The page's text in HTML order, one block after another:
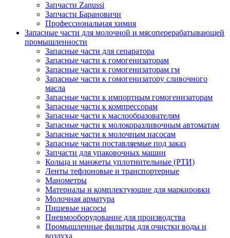
Запчасти Zanussi
Запчасти Барановичи
Профессиональная химия
Запасные части для молочной и мясоперерабатывающей
промышленности
Запасные части для сепаратора
Запасные части к гомогенизаторам
Запасные части к гомогенизаторам гм
Запасные части к гомогенизатору сливочного
масла
Запасные части к импортным гомогенизаторам
Запасные части к компрессорам
Запасные части к маслообразователям
Запасные части к молокоразливочным автоматам
Запасные части к молочным насосам
Запасные части поставляемые под заказ
Запчасти для упаковочных машин
Кольца и манжеты уплотнительные (РТИ)
Ленты тефлоновые и транспортерные
Манометры
Материалы и комплектующие для маркировки
Молочная арматура
Пищевые насосы
Пневмооборудование для производства
Промышленные фильтры для очистки воды и
воздуха